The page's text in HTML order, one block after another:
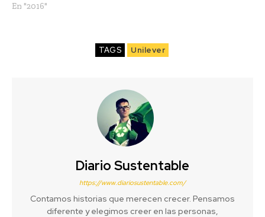
En "2016"
TAGS Unilever
Diario Sustentable
https://www.diariosustentable.com/
Contamos historias que merecen crecer. Pensamos
diferente y elegimos creer en las personas,